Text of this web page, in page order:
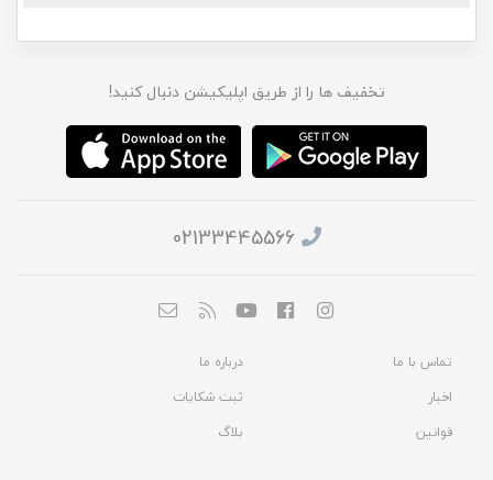
تخفیف ها را از طریق اپلیکیشن دنبال کنید!
02133445566
تماس با ما
درباره ما
اخبار
ثبت شکایات
قوانین
بلاگ